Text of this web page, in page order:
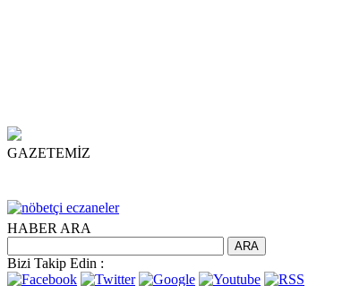
bursa escort
beylikdüzü escort
GAZETEMİZ
HABER ARA
Bizi Takip Edin :